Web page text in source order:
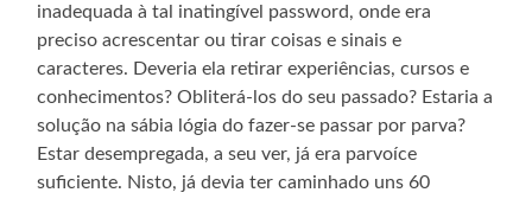
inadequada à tal inatingível password, onde era
preciso acrescentar ou tirar coisas e sinais e
caracteres. Deveria ela retirar experiências, cursos e
conhecimentos? Obliterá-los do seu passado? Estaria a
solução na sábia lógia do fazer-se passar por parva?
Estar desempregada, a seu ver, já era parvoíce
suficiente. Nisto, já devia ter caminhado uns 60